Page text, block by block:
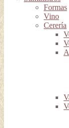
Formas
Vino
Cerería